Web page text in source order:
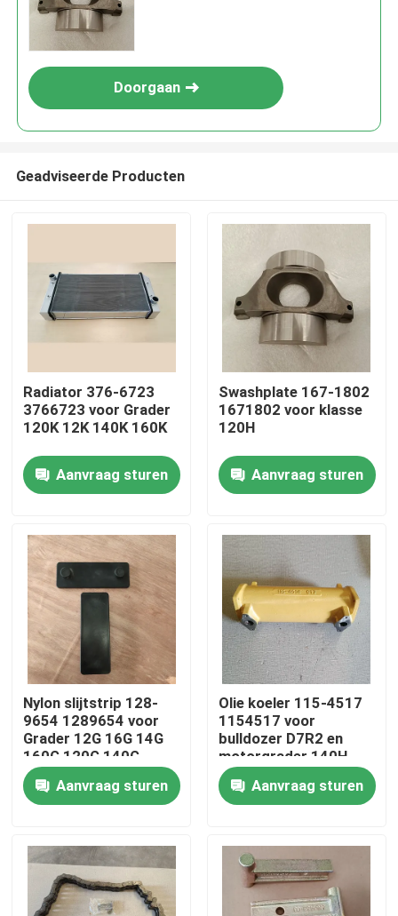
Thuis
Producten
Over Ons
Fabriekstour
Kwaliteitscontrole
Neem contact met ons op
Nieuws
downloaden
Blog
Doorgaan
Geadviseerde Producten
Radiator 376-6723
3766723 voor Grader
120K 12K 140K 160K
Aanvraag sturen
Swashplate 167-1802
1671802 voor klasse
120H
Aanvraag sturen
Nylon slijtstrip 128-
9654 1289654 voor
Grader 12G 16G 14G
160G 120G 140G
Aanvraag sturen
Olie koeler 115-4517
1154517 voor
bulldozer D7R2 en
motorgrader 140H
160H
Aanvraag sturen